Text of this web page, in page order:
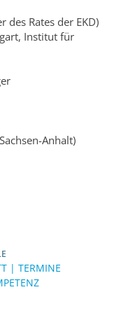
des Rates der EKD)
Institut für
Anhalt)
| TERMINE